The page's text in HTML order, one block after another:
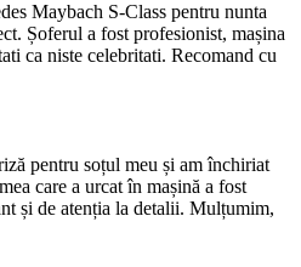
Maybach S-Class pentru nunta
Șoferul a fost profesionist, mașina
ca niste celebritati. Recomand cu
pentru soțul meu și am închiriat
care a urcat în mașină a fost
și de atenția la detalii. Mulțumim,